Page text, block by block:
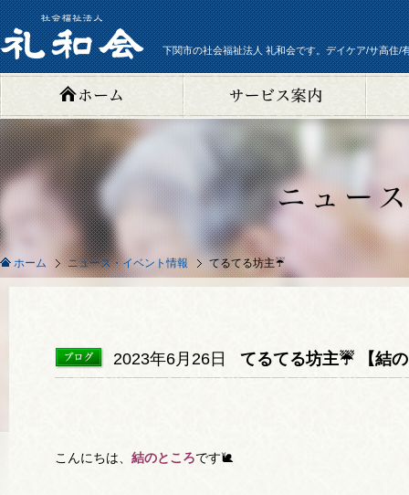
下関市の社会福祉法人 礼和会です。デイケア/サ高住/
ホーム ニュース・イベント情報 てるてる坊主☔
2023年6月26日 てるてる坊主☔ 【結
こんにちは、 結のところです🐌